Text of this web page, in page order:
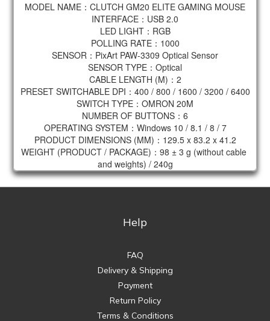
MODEL NAME：CLUTCH GM20 ELITE GAMING MOUSE
INTERFACE：USB 2.0
LED LIGHT：RGB
POLLING RATE：1000
SENSOR：PixArt PAW-3309 Optical Sensor
SENSOR TYPE：Optical
CABLE LENGTH (M)：2
PRESET SWITCHABLE DPI：400 / 800 / 1600 / 3200 / 6400
SWITCH TYPE：OMRON 20M
NUMBER OF BUTTONS：6
OPERATING SYSTEM：Windows 10 / 8.1 / 8 / 7
PRODUCT DIMENSIONS (MM)：129.5 x 83.2 x 41.2
WEIGHT (PRODUCT / PACKAGE)：98 ± 3 g (without cable
and weights) / 240g
Help
FAQ
Delivery & Shipping
Payment
Return Policy
Terms & Conditions